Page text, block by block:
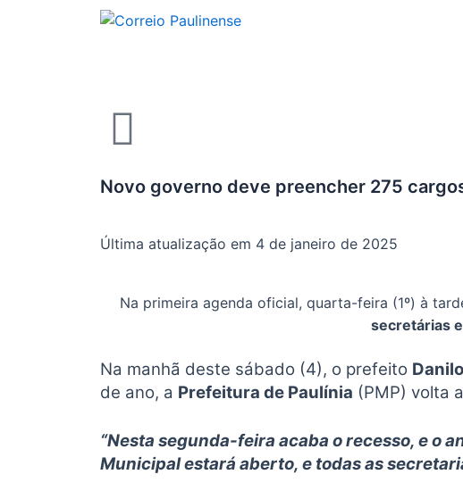
Novo governo deve preencher 275
Última atualização em 4 de janeiro de 2025
Na primeira agenda oficial, quarta-feira (1º) à
secretárias
Na manhã deste sábado (4), o prefeito
de ano, a Prefeitura de Paulínia (PMP) volta
“Nesta segunda-feira acaba o recesso, e o
Municipal estará aberto, e todas as